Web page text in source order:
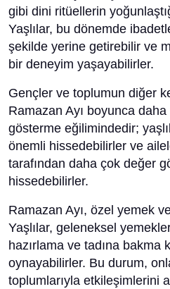
gibi dini ritüellerin
Yaşlılar, bu dönemde
şekilde yerine getirebilir ve
bir deneyim yaşayabilirler.
Gençler ve toplumun diğer
Ramazan Ayı boyunca
gösterme eğilimindedir;
önemli hissedebilirler ve
tarafından daha çok değer
hissedebilirler.
Ramazan Ayı, özel yemek
Yaşlılar, geleneksel
hazırlama ve tadına bakma
oynayabilirler. Bu durum,
toplumlarıyla etkileşimlerini